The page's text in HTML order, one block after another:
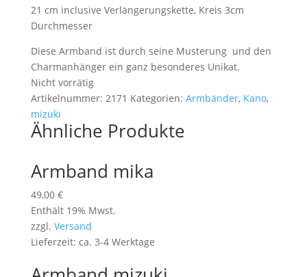
21 cm inclusive Verlängerungskette, Kreis 3cm
Durchmesser
Diese Armband ist durch seine Musterung und den
Charmanhänger ein ganz besonderes Unikat.
Nicht vorrätig
Artikelnummer: 2171 Kategorien: Armbänder, Kano,
mizuki
Ähnliche Produkte
Armband mika
49,00 €
Enthält 19% Mwst.
zzgl. Versand
Lieferzeit: ca. 3-4 Werktage